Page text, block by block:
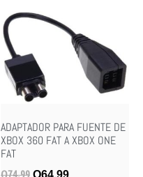
ADAPTADOR PARA FUENTE DE
XBOX 360 FAT A XBOX ONE
FAT
Q74.99